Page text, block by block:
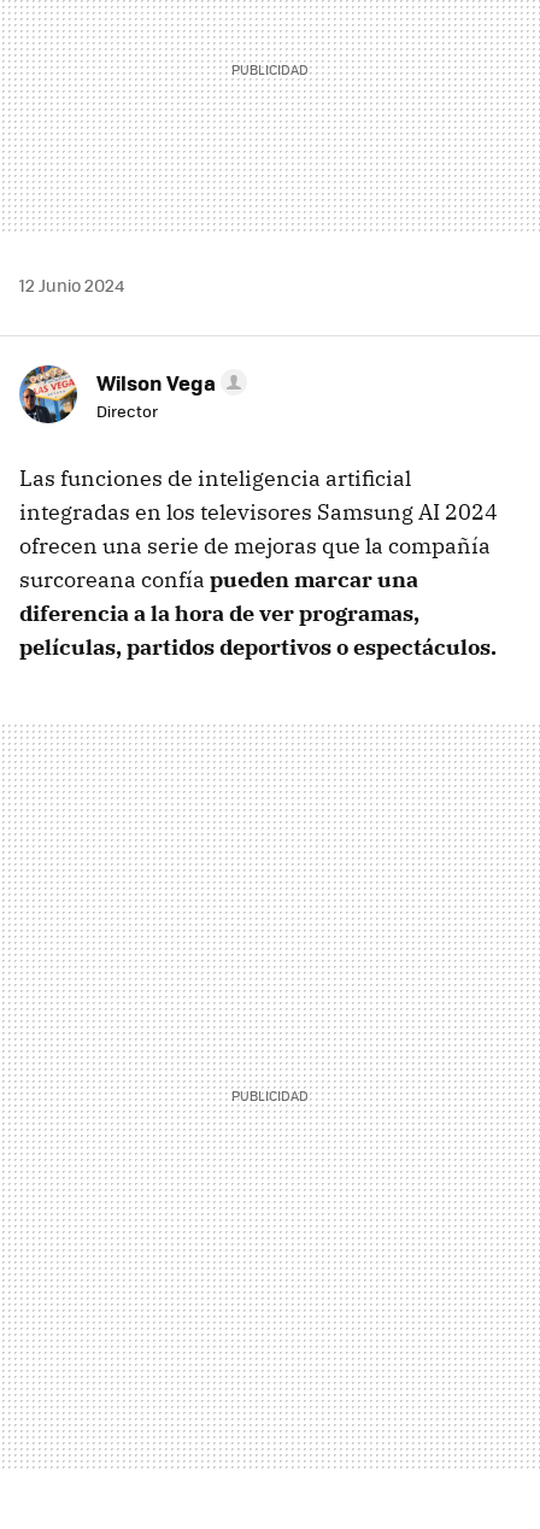
12 Junio 2024
Wilson Vega
Director
Las funciones de inteligencia artificial
integradas en los televisores Samsung AI 2024
ofrecen una serie de mejoras que la compañía
surcoreana confía pueden marcar una
diferencia a la hora de ver programas,
películas, partidos deportivos o espectáculos.